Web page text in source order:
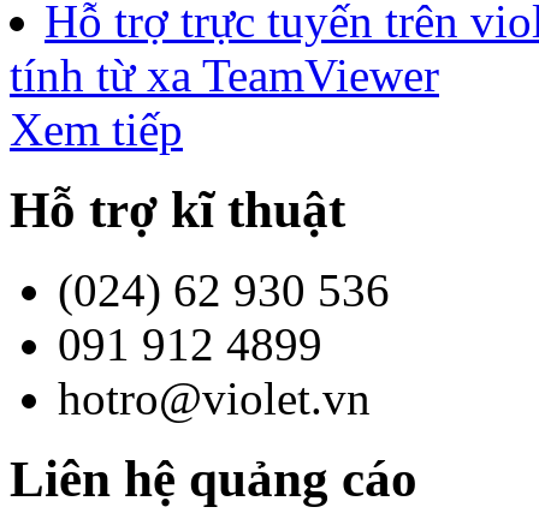
mục SGK
Bài 1: Hướng dẫn tạo đề
Lấy lại Mật khẩu trên
Kích hoạt tài khoản
Đăng ký Thành viên
Tạo website Thư viện
Hỗ trợ trực tuyến trên
tính từ xa TeamViewer
Xem tiếp